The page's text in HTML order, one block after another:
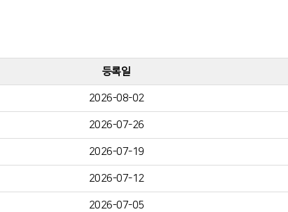
등록일
2026-08-02
2026-07-26
2026-07-19
2026-07-12
2026-07-05